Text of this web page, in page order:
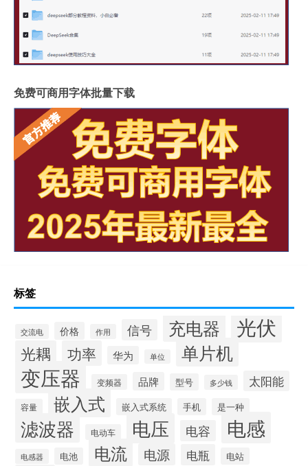
免费可商用字体批量下载
标签
交流电 价格 作用 信号 充电器 光伏
光耦 功率 华为 单位 单片机
变压器 变频器 品牌 型号 多少钱 太阳能
容量 嵌入式 嵌入式系统 手机 是一种
滤波器 电动车 电压 电容 电感
电感器 电池 电流 电源 电瓶 电站